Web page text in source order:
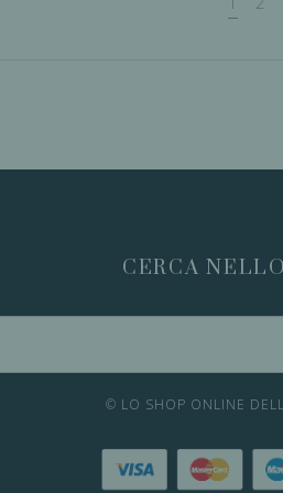
CERCA
© LO SHOP ONLINE